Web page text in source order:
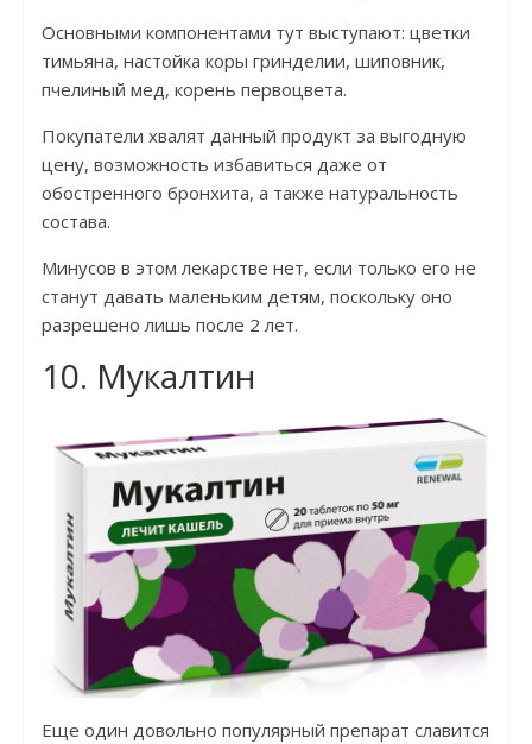
Основными компонентами тут выступают: цветки
тимьяна, настойка коры гринделии, шиповник,
пчелиный мед, корень первоцвета.
Покупатели хвалят данный продукт за выгодную
цену, возможность избавиться даже от
обостренного бронхита, а также натуральность
состава.
Минусов в этом лекарстве нет, если только его не
станут давать маленьким детям, поскольку оно
разрешено лишь после 2 лет.
10. Мукалтин
Еще один довольно популярный препарат славится